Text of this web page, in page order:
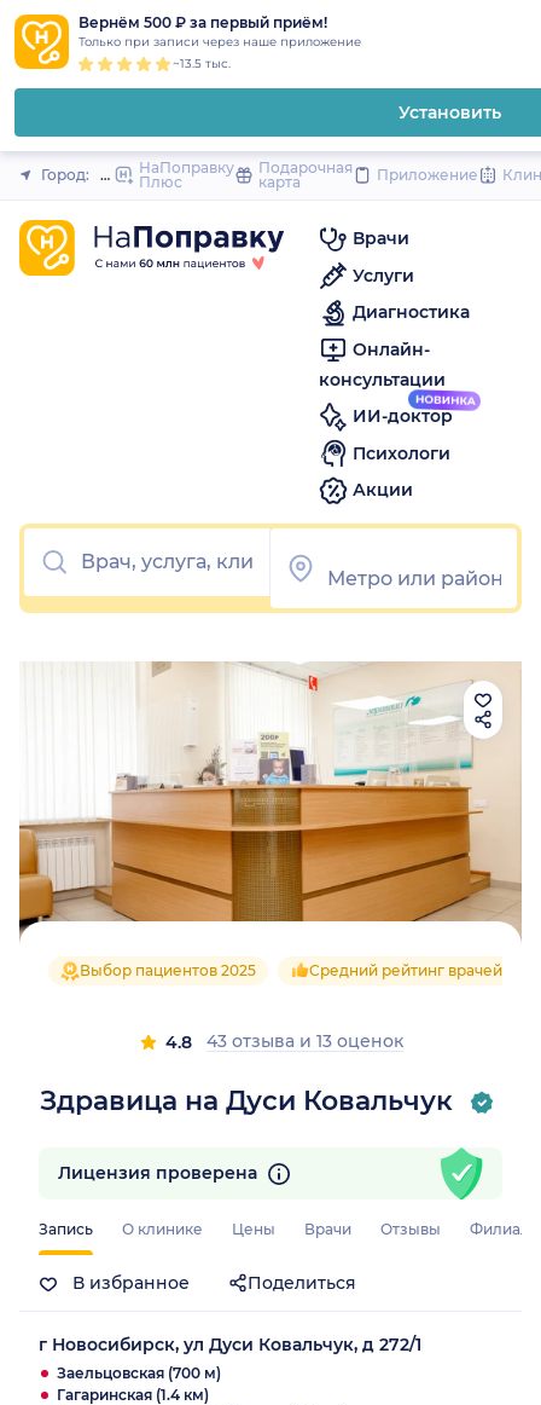
Вернём 500 ₽ за первый приём!
Только при записи через наше приложение
~13.5 тыс.
Установить
Закрыть
Город: Новосибирск
НаПоправку
Плюс
Подарочная
карта
Приложение
Врачи
Услуги
Диагностика
Онлайн-
консультации
ИИ-доктор
Психологи
Акции
Здравица на Дуси Ковальчук
Выбор пациентов 2025 Средний рейтинг врачей 4.8
4.8 43 отзыва и 13 оценок
Запись О клинике Цены Врачи Отзывы Филиалы
В избранное Поделиться
Лицензия проверена
г Новосибирск, ул Дуси Ковальчук, д 272/1
Заельцовская (700 м)
Гагаринская (1.4 км)